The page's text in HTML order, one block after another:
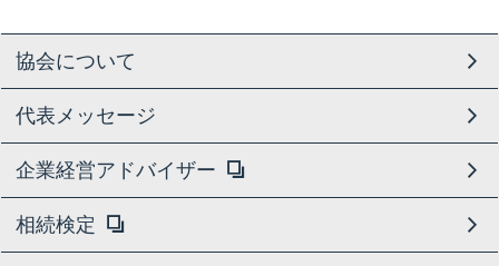
協会について
代表メッセージ
企業経営アドバイザー
相続検定